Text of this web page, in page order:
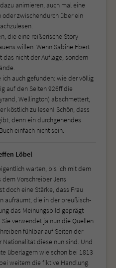
animieren, auch mal eine
zwischendurch über ein
die eine reißerische Story
willen. Wenn Sabine Ebert
nicht der Auflage, sondern
auch gefunden: wie der völlig
auf den Seiten 926ff die
Wellington) abschmettert,
köstlich zu lesen! Schön, dass
denn ein durchgehendes
einfach nicht sein.
Löbel
warten, bis ich mit dem
Vorschreiber Jens
doch eine Stärke, dass Frau
aufräumt, die in der preußisch-
das Meinungsbild geprägt
verwendet ja nun die Quellen
fühlbar auf Seiten der
Nationalität diese nun sind. Und
überlagern wie schon bei 1813
weitem die fiktive Handlung.